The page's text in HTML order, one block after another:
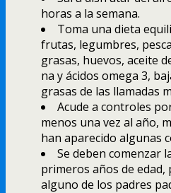
horas a la semana.
Toma una dieta
frutas, legumbres,
grasas, huevos, aceite
na y ácidos omega 3,
grasas de las llamadas
Acude a controles
menos una vez al año,
han aparecido algunas
Se deben comenzar
primeros años de
alguno de los padres